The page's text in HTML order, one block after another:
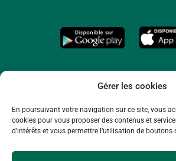
Gérer les cookies
En poursuivant votre navigation sur ce site, vous
cookies pour vous proposer des contenus et
d’intérêts et vous permettre l’utilisation de boutons